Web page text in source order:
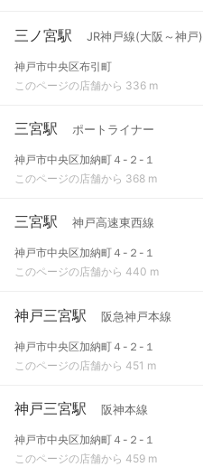
三ノ宮駅 JR神戸線(大阪～神戸)
神戸市中央区布引町
このページの店舗から 336 m
三宮駅 ポートライナー
神戸市中央区加納町４-２-１
このページの店舗から 368 m
三宮駅 神戸高速東西線
神戸市中央区加納町４-２-１
このページの店舗から 440 m
神戸三宮駅 阪急神戸本線
神戸市中央区加納町４-２-１
このページの店舗から 451 m
神戸三宮駅 阪神本線
神戸市中央区加納町４-２-１
このページの店舗から 459 m